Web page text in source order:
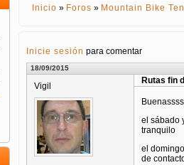
SE ENCUENTRA USTED
Inicio » Foros » Mountain Bike
Inicie sesión para comentar
18/09/2015
Vigil
Rutas fin
Buenassss
el sábado
tranquilo
el
de